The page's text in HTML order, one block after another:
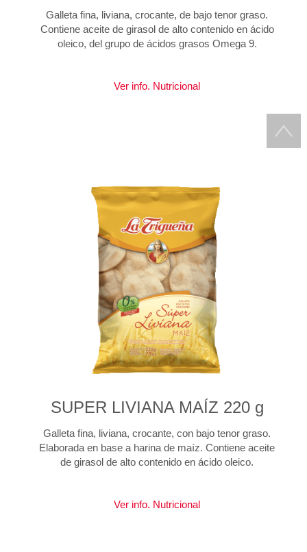
Galleta fina, liviana, crocante, de bajo tenor graso.
Contiene aceite de girasol de alto contenido en ácido
oleico, del grupo de ácidos grasos Omega 9.
Ver info. Nutricional
SUPER LIVIANA MAÍZ 220 g
Galleta fina, liviana, crocante, con bajo tenor graso.
Elaborada en base a harina de maíz. Contiene aceite
de girasol de alto contenido en ácido oleico.
Ver info. Nutricional